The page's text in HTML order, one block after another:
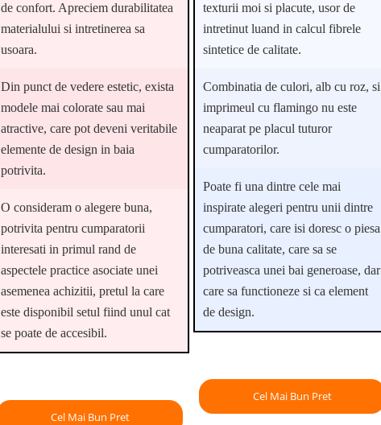
de confort. Apreciem durabilitatea
materialului si intretinerea sa
usoara.
Din punct de vedere estetic, exista
modele mai colorate sau mai
atractive, care pot deveni veritabile
elemente de design in baia
potrivita.
O consideram o alegere buna,
potrivita pentru cumparatorii
interesati in primul rand de
aspectele practice asociate unei
asemenea achizitii, pretul la care
este disponibil setul fiind unul cat
se poate de accesibil.
Cel Mai Bun Pret
texturii moi si placute, usor de
intretinut luand in calcul fibrele
sintetice de calitate.
Combinatia de culori, alb cu roz, si
imprimeul cu flamingo nu este
neaparat pe placul tuturor
cumparatorilor.
Poate fi una dintre cele mai
inspirate alegeri pentru unii dintre
cumparatori, care isi doresc o piesa
de buna calitate, care sa se
potriveasca unei bai generoase, dar
care sa functioneze si ca element
de design.
Cel Mai Bun Pret